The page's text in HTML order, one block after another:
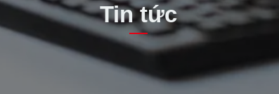
Tin tức